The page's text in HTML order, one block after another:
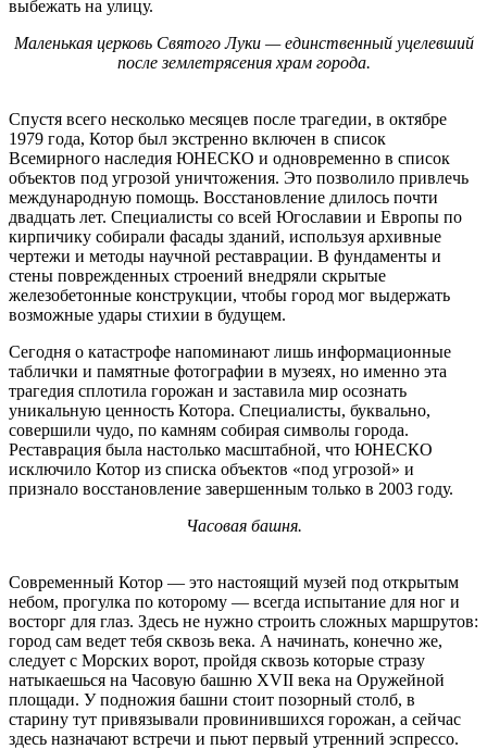
выбежать на улицу.
Маленькая церковь Святого Луки — единственный уцелевший
после землетрясения храм города.
Спустя всего несколько месяцев после трагедии, в октябре
1979 года, Котор был экстренно включен в список
Всемирного наследия ЮНЕСКО и одновременно в список
объектов под угрозой уничтожения. Это позволило привлечь
международную помощь. Восстановление длилось почти
двадцать лет. Специалисты со всей Югославии и Европы по
кирпичику собирали фасады зданий, используя архивные
чертежи и методы научной реставрации. В фундаменты и
стены поврежденных строений внедряли скрытые
железобетонные конструкции, чтобы город мог выдержать
возможные удары стихии в будущем.
Сегодня о катастрофе напоминают лишь информационные
таблички и памятные фотографии в музеях, но именно эта
трагедия сплотила горожан и заставила мир осознать
уникальную ценность Котора. Специалисты, буквально,
совершили чудо, по камням собирая символы города.
Реставрация была настолько масштабной, что ЮНЕСКО
исключило Котор из списка объектов «под угрозой» и
признало восстановление завершенным только в 2003 году.
Часовая башня.
Современный Котор — это настоящий музей под открытым
небом, прогулка по которому — всегда испытание для ног и
восторг для глаз. Здесь не нужно строить сложных маршрутов:
город сам ведет тебя сквозь века. А начинать, конечно же,
следует с Морских ворот, пройдя сквозь которые стразу
натыкаешься на Часовую башню XVII века на Оружейной
площади. У подножия башни стоит позорный столб, в
старину тут привязывали провинившихся горожан, а сейчас
здесь назначают встречи и пьют первый утренний эспрессо.